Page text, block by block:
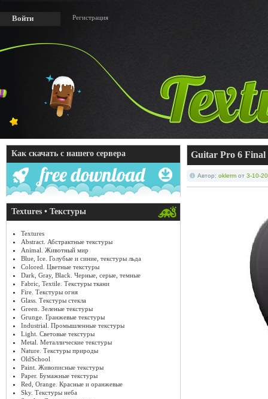
Войти Регистрация
Как скачать с нашего сервера
Textures • Текстуры
Textures
Abstract. Абстрактные текстуры
Animal. Животный мир
Blue, Ice. Голубые и синие, текстуры льда
Colored. Цветные текстуры
Dark, Gray, Black. Черные, серые, темные
Fabric, Textile. Текстуры ткани
Fire. Текстуры огня
Glass. Текстуры стекла
Green. Зеленые текстуры
Grunge. Гранжевые текстуры
Industrial. Промышленные текстуры
Light. Световые текстуры
Metal. Металлические текстуры
Nature. Текстуры природы
OldSchool
Paint. Живописные текстуры
Paper. Бумажные текстуры
Red, Orange. Красные и оранжевые
Sky. Текстуры неба
Guitar Pro 6 Final
Автор: oklerm от 3-10-